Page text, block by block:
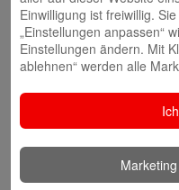
Neueste
Gutes tun – Freude
Einwilligung ist freiwillig.
„Einstellungen anpassen“
Einstellungen ändern. Mit
ablehnen“ werden alle